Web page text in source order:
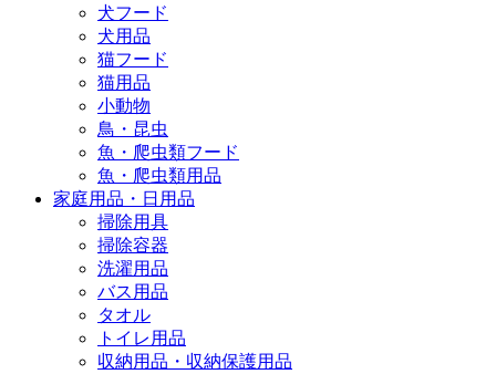
犬フード
犬用品
猫フード
猫用品
小動物
鳥・昆虫
魚・爬虫類フード
魚・爬虫類用品
家庭用品・日用品
掃除用具
掃除容器
洗濯用品
バス用品
タオル
トイレ用品
収納用品・収納保護用品